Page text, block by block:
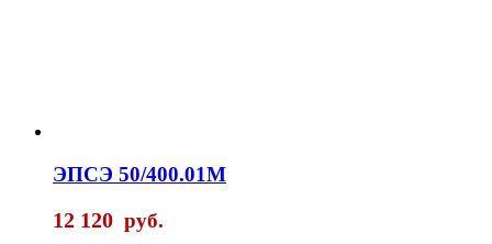
ЭПСЭ 50/400.01М
12 120 руб.